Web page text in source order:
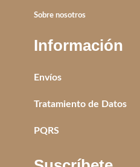
Sobre nosotros
Información
Envíos
Tratamiento de Datos
PQRS